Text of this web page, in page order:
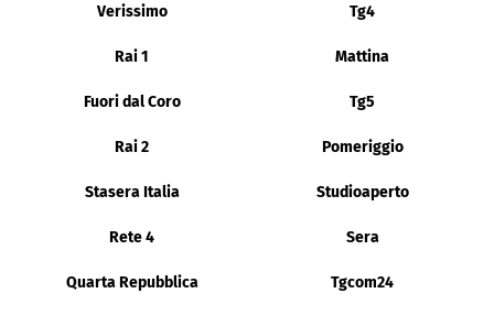
Verissimo Tg4
Rai 1 Mattina
Fuori dal Coro Tg5
Rai 2 Pomeriggio
Stasera Italia Studioaperto
Rete 4 Sera
Quarta Repubblica Tgcom24